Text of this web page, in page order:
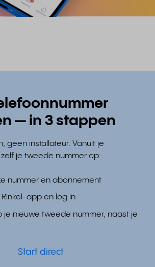
— in 3 stappen
geen installateur. Vanuit je
je tweede nummer op:
nummer en abonnement
app en log in
je nieuwe tweede nummer, naast je
Start direct